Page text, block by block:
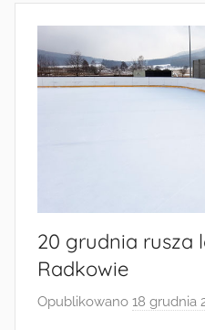
20 grudnia rusza
Radkowie
Opublikowano 18 grudnia